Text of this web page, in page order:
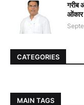
गरीब
ओंकार
CATEGORIES
MAIN TAGS